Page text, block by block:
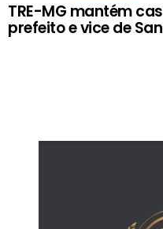
TRE-MG mantém
prefeito e vice de